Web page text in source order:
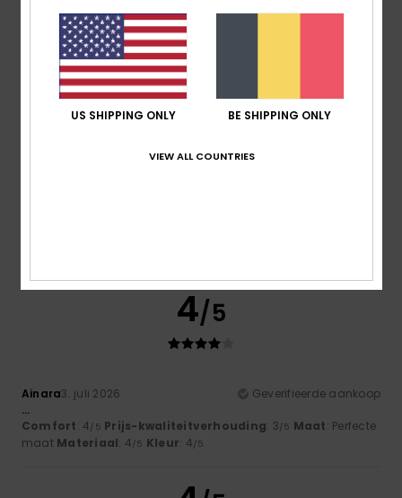
The picture doesn’t lie
Comfort: 4/5 Prijs-kwaliteitverhouding
Materiaal: 4/5 Kleur: 4
5 /5
4/5
Ainara3. juli 2026
Geverifieerde aankoop
...
Comfort: 4/5 Prijs-kwaliteitverhouding: 3/5 Maat: Perfecte
maat Materiaal: 4/5 Kleur: 4/5
US SHIPPING ONLY BE SHIPPING ONLY
VIEW ALL COUNTRIES